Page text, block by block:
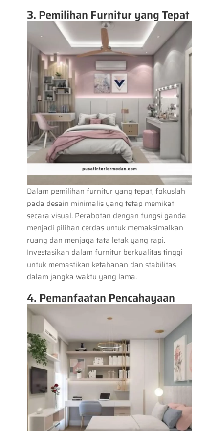
3. Pemilihan Furnitur yang Tepat
Dalam pemilihan furnitur yang tepat, fokuslah
pada desain minimalis yang tetap memikat
secara visual. Perabotan dengan fungsi ganda
menjadi pilihan cerdas untuk memaksimalkan
ruang dan menjaga tata letak yang rapi.
Investasikan dalam furnitur berkualitas tinggi
untuk memastikan ketahanan dan stabilitas
dalam jangka waktu yang lama.
4. Pemanfaatan Pencahayaan